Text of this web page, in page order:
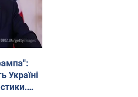
Україні